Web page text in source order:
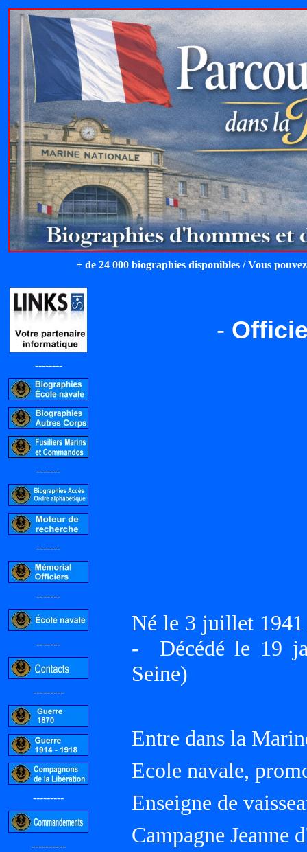
+ de 24 000 biographies disponibles / Vous
--------
-------
-------
-------
-------
---------
---------
----------
-
Né le 3 juillet
- Décédé le 19
Seine)
Entre dans la
Ecole navale,
Enseigne de
Campagne Jeanne